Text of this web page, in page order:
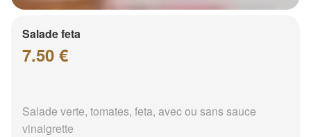
Salade feta
7.50 €
Salade verte, tomates, feta, avec ou sans sauce
vinaigrette